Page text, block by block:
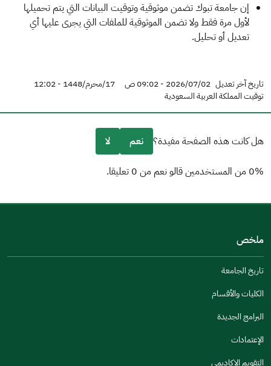
إن جامعة تبوك تضمن موثوقية وتوقيت البيانات التي يتم تحميلها
لأول مرة فقط ولا تضمن الموثوقية للملفات التي يجرى عليها أي
تعديل أو تحليل.
تاريخ آخر تعديل 2026/07/02 - 09:02 ص
17/محرم/1448 - 12:02
توقيت المملكة العربية السعودية
هل كانت هذه الصفحة مفيدة؟ نعم لا
0% من المستخدمين قالو نعم من 0 تعليقا.
مكتوبة بشكل جيد
الإجابات كانت مرتبطة
تصميمه يجعله سهل القراءة
أخرى
جنس
ملخص
تاريخ الجامعة
الكليات والأقسام
البرامج الجديدة
الإعتمادات
التقويم الاكاديمي